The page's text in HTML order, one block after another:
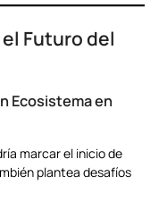
Futuro del
Ecosistema en
marcar el inicio de
plantea desafíos